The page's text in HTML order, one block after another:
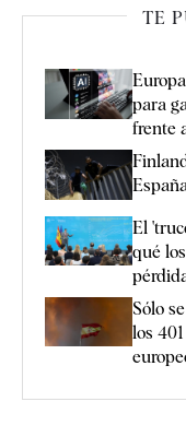
TE
para
frente
El
qué
Sólo
los